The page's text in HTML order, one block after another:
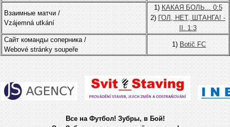
Взаимные матчи /
Vzájemná utkání
1) КАКАЯ БОЛЬ... 0:5
2) ГОЛ, НЕТ, ШТАНГА! -
II. 1:3
Сайт команды соперника /
Webové stránky soupeře
1) Botič FC
Все на Футбол! Зубры, в Бой!